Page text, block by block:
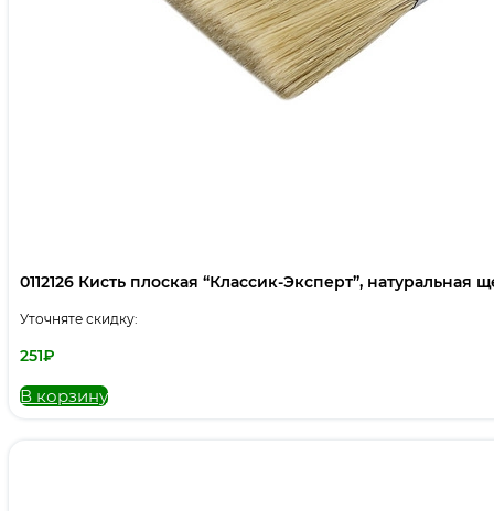
0112126 Кисть плоская “Классик-Эксперт”, натуральная
Уточняте скидку:
251₽
В корзину